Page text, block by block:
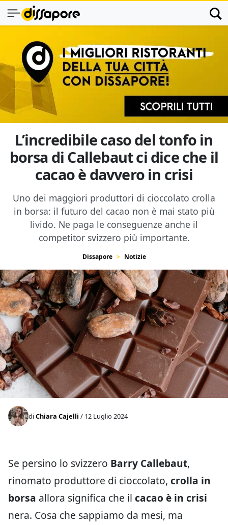
L’incredibile caso del tonfo in
borsa di Callebaut ci dice che il
cacao è davvero in crisi
Uno dei maggiori produttori di cioccolato crolla
in borsa: il futuro del cacao non è mai stato più
livido. Ne paga le conseguenze anche il
competitor svizzero più importante.
Dissapore Notizie
diChiara Cajelli / 12 Luglio 2024
Se persino lo svizzero Barry Callebaut,
rinomato produttore di cioccolato, crolla in
borsa allora significa che il cacao è in crisi
nera. Cosa che sappiamo da mesi, ma